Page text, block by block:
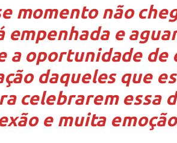
momento não
empenhada e
a oportunidade de
daqueles que
celebrarem essa
e muita